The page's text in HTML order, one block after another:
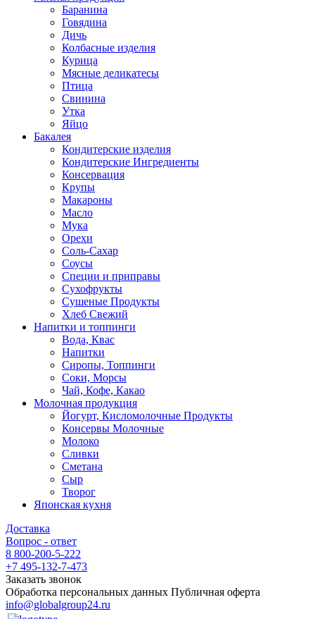
Баранина
Говядина
Дичь
Колбасные изделия
Курица
Мясные деликатесы
Птица
Свинина
Утка
Яйцо
Бакалея
Кондитерские изделия
Кондитерские Ингредиенты
Консервация
Крупы
Макароны
Масло
Мука
Орехи
Соль-Сахар
Соусы
Специи и приправы
Сухофрукты
Сушеные Продукты
Хлеб Свежий
Напитки и топпинги
Вода, Квас
Напитки
Сиропы, Топпинги
Соки, Морсы
Чай, Кофе, Какао
Молочная продукция
Йогурт, Кисломолочные Продукты
Консервы Молочные
Молоко
Сливки
Сметана
Сыр
Творог
Японская кухня
Доставка
Вопрос - ответ
8 800-200-5-222
+7 495-132-7-473
Заказать звонок
Обработка персональных данных Публичная оферта
info@globalgroup24.ru